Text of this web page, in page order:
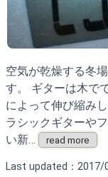
空気が乾燥する冬
す。 ギターは木で
によって伸び縮み
ラシックギターや
い新…
read more
Last updated：2017/